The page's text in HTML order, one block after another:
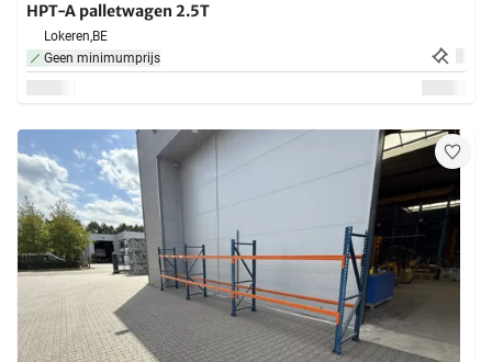
HPT-A palletwagen 2.5T
Lokeren,BE
Geen minimumprijs